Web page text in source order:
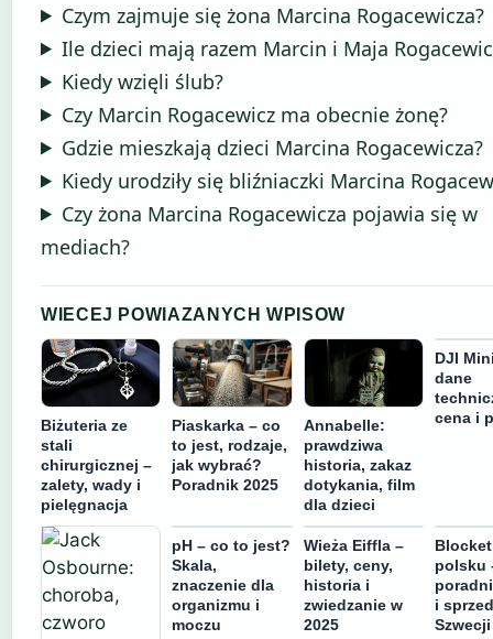
Czym zajmuje się żona Marcina Rogacewicza?
Ile dzieci mają razem Marcin i Maja
Kiedy wzięli ślub?
Czy Marcin Rogacewicz ma obecnie żonę?
Gdzie mieszkają dzieci Marcina Rogacewicza?
Kiedy urodziły się bliźniaczki Marcina
Czy żona Marcina Rogacewicza pojawia się w
mediach?
WIECEJ POWIAZANYCH WPISOW
Biżuteria ze
stali
chirurgicznej –
zalety, wady i
pielęgnacja
Piaskarka – co
to jest, rodzaje,
jak wybrać?
Poradnik 2025
Annabelle:
prawdziwa
historia, zakaz
dotykania, film
dla dzieci
DJI
dane
cena i
pH – co to jest?
Skala,
znaczenie dla
organizmu i
moczu
Wieża Eiffla –
bilety, ceny,
historia i
zwiedzanie w
2025
polsku
i
Szwecji